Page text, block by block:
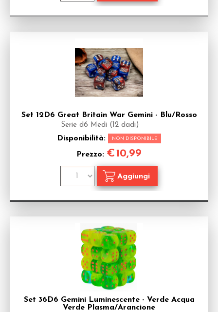
Set 12D6 Great Britain War Gemini - Blu/Rosso
Serie d6 Medi (12 dadi)
Disponibilità: NON DISPONIBILE
Prezzo: €10,99
Set 36D6 Gemini Luminescente - Verde Acqua
Verde Plasma/Arancione